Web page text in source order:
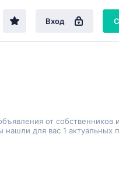
Вход
от собственников
для вас 1 актуальных